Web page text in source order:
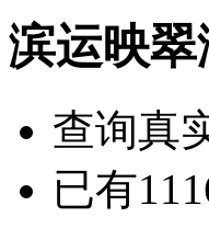
滨运映
查询真
已有